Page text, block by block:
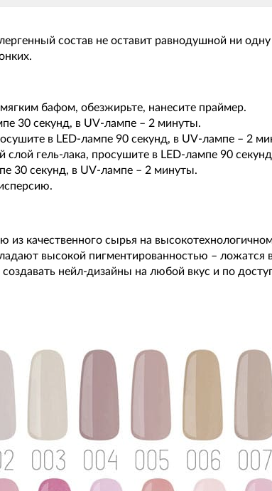
состав не оставит равнодушной ни
бафом, обезжирьте, нанесите праймер.
30 секунд, в UV-лампе – 2 минуты.
в LED-лампе 90 секунд, в UV-лампе – 2
слой гель-лака, просушите в LED-лампе 90
30 секунд, в UV-лампе – 2 минуты.
из качественного сырья на
высокой пигментированностью –
нейл-дизайны на любой вкус и по